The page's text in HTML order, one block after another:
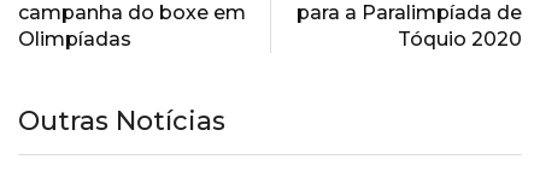
campanha do boxe em
Olimpíadas
para a Paralimpíada de
Tóquio 2020
Outras Notícias